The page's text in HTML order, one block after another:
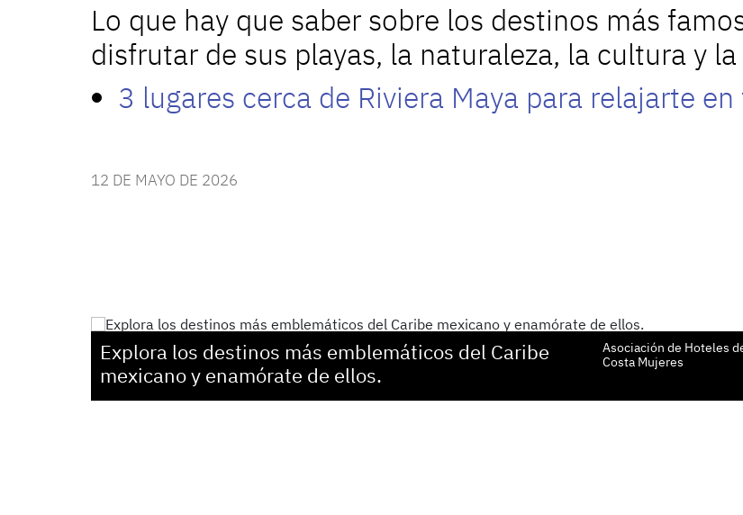
Lo que hay que saber sobre los destinos más
disfrutar de sus playas, la naturaleza, la cultura y
3 lugares cerca de Riviera Maya para relajarte
12 DE MAYO DE 2026
Explora los destinos más emblemáticos del Caribe
mexicano y enamórate de ellos.
Asociación de Hoteles
Costa Mujeres